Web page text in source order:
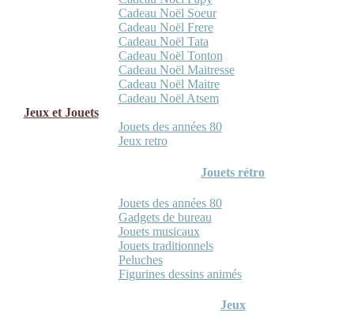
Cadeau Noël Soeur
Cadeau Noël Frere
Cadeau Noël Tata
Cadeau Noël Tonton
Cadeau Noël Maitresse
Cadeau Noël Maitre
Cadeau Noël Atsem
Jeux et Jouets
Jouets des années 80
Jeux retro
Jouets rétro
Jouets des années 80
Gadgets de bureau
Jouets musicaux
Jouets traditionnels
Peluches
Figurines dessins animés
Jeux